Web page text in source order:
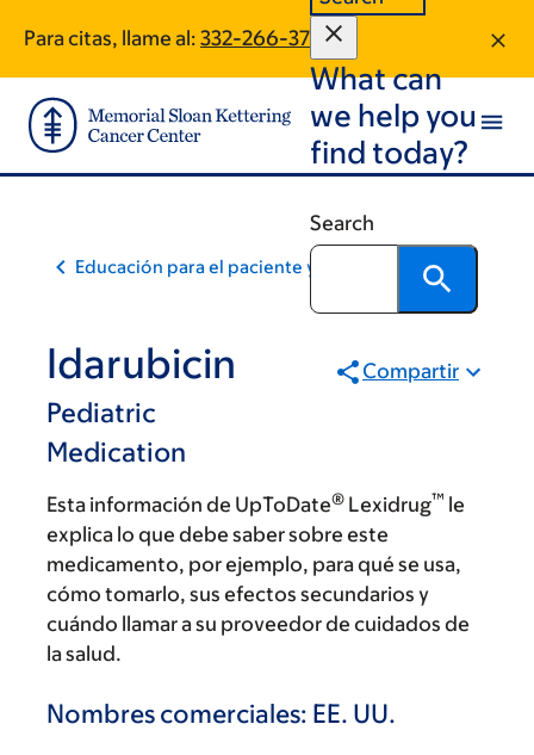
main
content
footer
Para citas, llame al: 332-266-3751
What can
we help you
find today?
Search
Educación para el paciente y la comunidad
Idarubicin
Pediatric
Medication
Compartir
Esta información de UpToDate® Lexidrug™ le
explica lo que debe saber sobre este
medicamento, por ejemplo, para qué se usa,
cómo tomarlo, sus efectos secundarios y
cuándo llamar a su proveedor de cuidados de
la salud.
Nombres comerciales: EE. UU.